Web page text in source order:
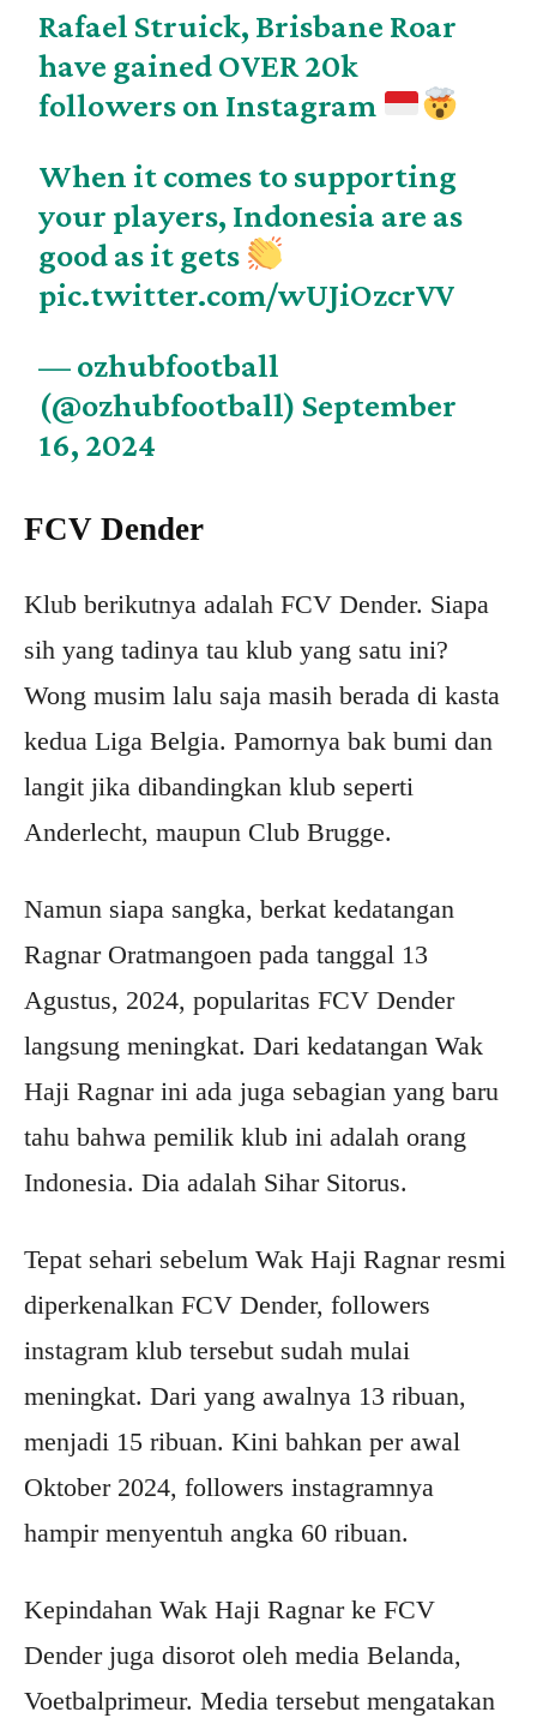
Rafael Struick, Brisbane Roar
have gained OVER 20k
followers on Instagram
When it comes to supporting
your players, Indonesia are as
good as it gets
pic.twitter.com/wUJiOzcrVV
— ozhubfootball
(@ozhubfootball) September
16, 2024
FCV Dender
Klub berikutnya adalah FCV Dender. Siapa
sih yang tadinya tau klub yang satu ini?
Wong musim lalu saja masih berada di kasta
kedua Liga Belgia. Pamornya bak bumi dan
langit jika dibandingkan klub seperti
Anderlecht, maupun Club Brugge.
Namun siapa sangka, berkat kedatangan
Ragnar Oratmangoen pada tanggal 13
Agustus, 2024, popularitas FCV Dender
langsung meningkat. Dari kedatangan Wak
Haji Ragnar ini ada juga sebagian yang baru
tahu bahwa pemilik klub ini adalah orang
Indonesia. Dia adalah Sihar Sitorus.
Tepat sehari sebelum Wak Haji Ragnar resmi
diperkenalkan FCV Dender, followers
instagram klub tersebut sudah mulai
meningkat. Dari yang awalnya 13 ribuan,
menjadi 15 ribuan. Kini bahkan per awal
Oktober 2024, followers instagramnya
hampir menyentuh angka 60 ribuan.
Kepindahan Wak Haji Ragnar ke FCV
Dender juga disorot oleh media Belanda,
Voetbalprimeur. Media tersebut mengatakan